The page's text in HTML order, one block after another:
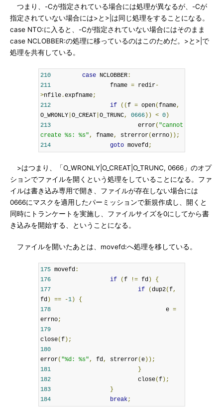
つまり、-Cが指定されている場合には処理が異なるが、-Cが
指定されていない場合には>と>|は同じ処理をすることになる。
case NTO:に入ると、-Cが指定されていない場合にはそのまま
case NCLOBBER:の処理に移っているのはこのためだ。>と>|で
処理を共有している。
210 case NCLOBBER:
211
                 fname
= redir-
>nfile.expfname;
212
if ((f = open(fname,
O_WRONLY| O_CREAT| O_TRUNC, 0666)) < 0)
213
                         error
( "cannot
create %s: %s", fname, strerror(errno));
214
goto movefd;
>はつまり、「O_WRONLY|O_CREAT|O_TRUNC, 0666」のオプ
ションでファイルを開くという処理をしていることになる。ファ
イルは書き込み専用で開き、ファイルが存在しない場合には
0666にマスクを適用したパーミッションで新規作成し、開くと
同時にトランケートを実施し、ファイルサイズを0にしてから書
き込みを開始する、ということになる。
ファイルを開いたあとは、movefd:へ処理を移している。
175 movefd:
176
if (f != fd)
{
177
if (dup2(f,
fd) == -1)
{
178
                                 e
=
errno;
179
close(f);
180
error( "%d: %s", fd, strerror(e));
181
}
182
                         close
(f);
183
}
184
break;